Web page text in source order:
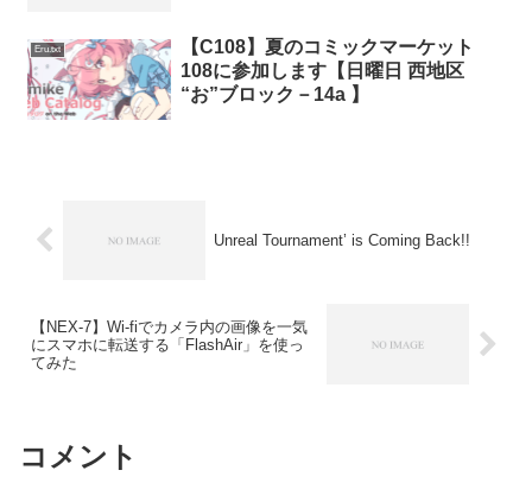
Eru.txt
【C108】夏のコミックマーケット
108に参加します【日曜日 西地区
“お”ブロック－14a 】
Unreal Tournament’ is Coming Back!!
【NEX-7】Wi-fiでカメラ内の画像を一気
にスマホに転送する「FlashAir」を使っ
てみた
コメント